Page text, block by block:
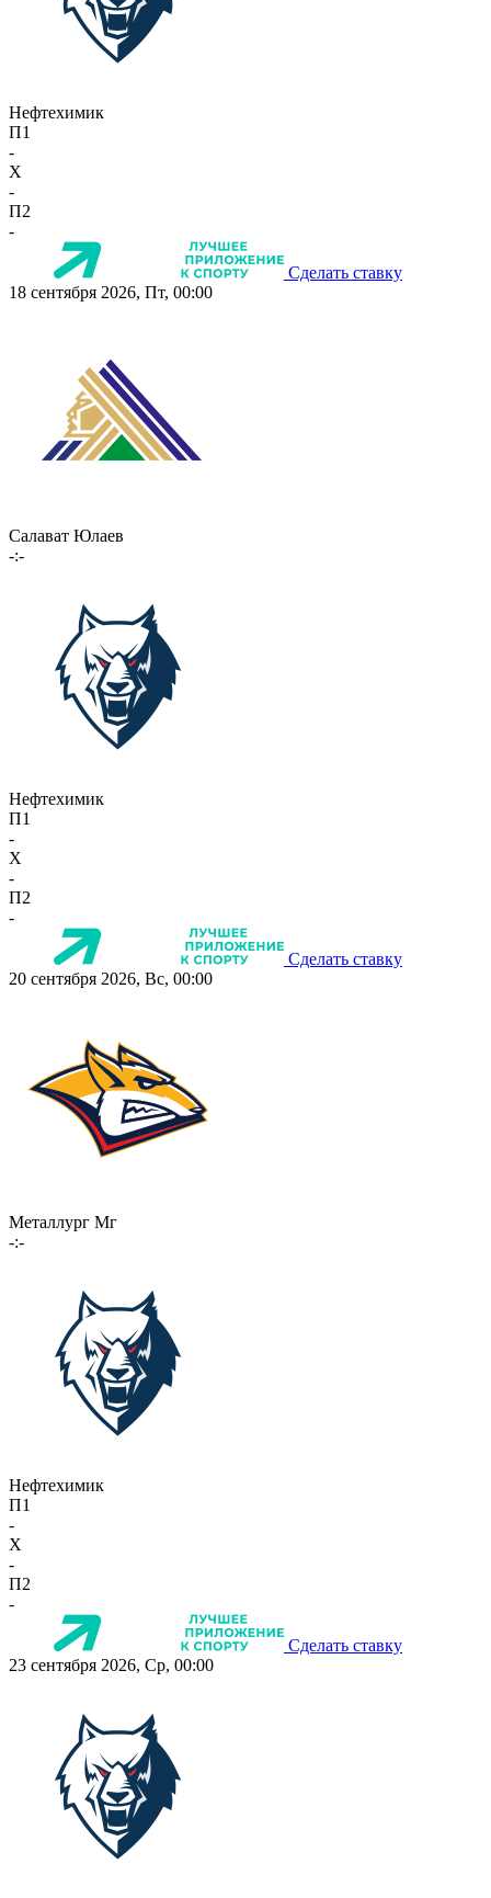
Нефтехимик
П1
-
X
-
П2
-
Сделать ставку
18 сентября 2026, Пт, 00:00
Салават Юлаев
-:-
Нефтехимик
П1
-
X
-
П2
-
Сделать ставку
20 сентября 2026, Вс, 00:00
Металлург Мг
-:-
Нефтехимик
П1
-
X
-
П2
-
Сделать ставку
23 сентября 2026, Ср, 00:00